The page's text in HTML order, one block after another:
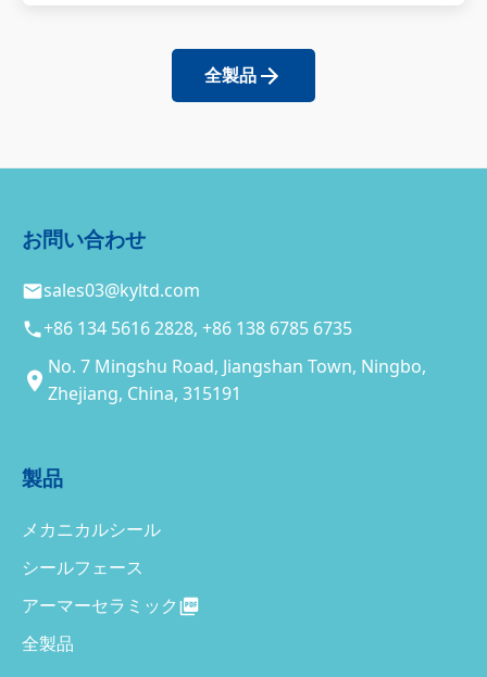
全製品
お問い合わせ
sales03@kyltd.com
+86 134 5616 2828, +86 138 6785 6735
No. 7 Mingshu Road, Jiangshan Town, Ningbo,
Zhejiang, China, 315191
製品
メカニカルシール
シールフェース
アーマーセラミック
全製品